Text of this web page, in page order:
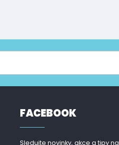
FACEBOOK
Sledujte novinky, akce a tipy na